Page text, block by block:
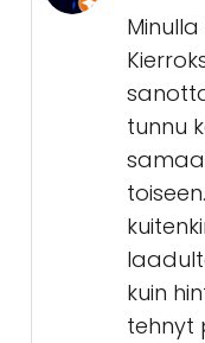
tunnu
kuin
tehnyt